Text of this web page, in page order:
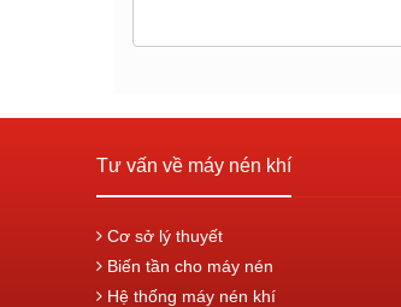
Tư vấn về máy nén khí
Cơ sở lý thuyết
Biến tần cho máy nén
Hệ thống máy nén khí